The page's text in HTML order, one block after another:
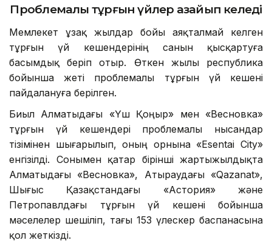
Проблемалы тұрғын үйлер азайып келеді
Мемлекет ұзақ жылдар бойы аяқталмай келген
тұрғын үй кешендерінің санын қысқартуға
басымдық беріп отыр. Өткен жылы республика
бойынша жеті проблемалы тұрғын үй кешені
пайдалануға берілген.
Биыл Алматыдағы «Үш Қоңыр» мен «Весновка»
тұрғын үй кешендері проблемалы нысандар
тізімінен шығарылып, оның орнына «Esentai City»
енгізілді. Сонымен қатар бірінші жартыжылдықта
Алматыдағы «Весновка», Атыраудағы «Qazanat»,
Шығыс Қазақстандағы «Астория» және
Петропавлдағы тұрғын үй кешені бойынша
мәселелер шешіліп, тағы 153 үлескер баспанасына
қол жеткізді.